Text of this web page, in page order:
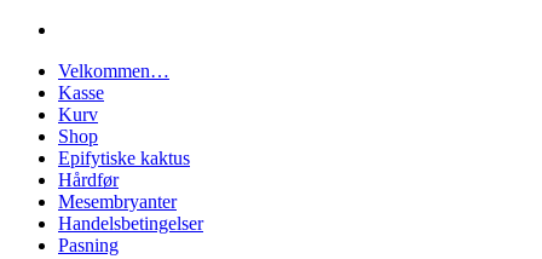
Velkommen…
Kasse
Kurv
Shop
Epifytiske kaktus
Hårdfør
Mesembryanter
Handelsbetingelser
Pasning